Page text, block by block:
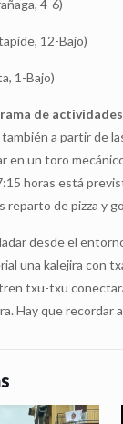
4-6)
12-Bajo)
1-Bajo)
de
a partir de
en un toro
horas está
reparto de pizza y
desde el
una kalejira con
txu-txu
Hay que recordar